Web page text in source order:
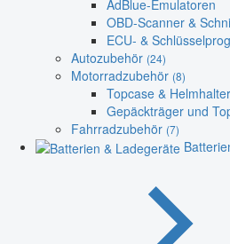
AdBlue-Emulatoren
OBD-Scanner &
ECU- &
Autozubehör (24)
Motorradzubehör (8)
Topcase & Helmhalter
Gepäckträger und
Fahrradzubehör (7)